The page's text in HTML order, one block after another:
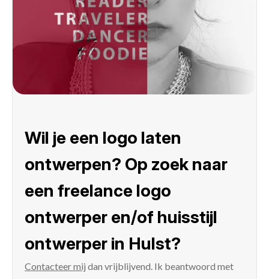
Wil je een logo laten
ontwerpen? Op zoek naar
een freelance logo
ontwerper en/of huisstijl
ontwerper in Hulst?
Contacteer mij dan vrijblijvend. Ik beantwoord met